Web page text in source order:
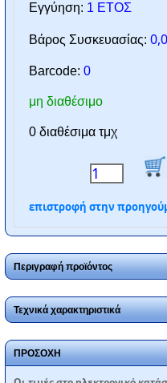
Εγγύηση: 1 ΕΤΟΣ
Βάρος Συσκευασίας:
Barcode: 0
μη διαθέσιμο
0 διαθέσιμα τμχ
επιστροφή στην
Περιγραφή προϊόντος
Τεχνικά χαρακτηριστικά
ΠΡΟΣΟΧΗ